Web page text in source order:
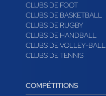
CLUBS DE FOOT
CLUBS DE BASKETBALL
CLUBS DE RUGBY
CLUBS DE HANDBALL
CLUBS DE VOLLEY-BALL
CLUBS DE TENNIS
COMPÉTITIONS